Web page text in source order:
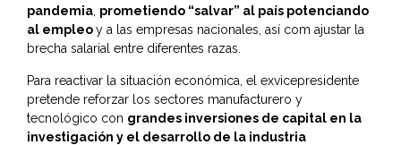
pandemia prometiendo “salvar” al país potenciando
al empleoy a las empresas nacionales, así com ajustar la
brecha salarial entre diferentes razas.
Para reactivar la situación económica, el exvicepresidente
pretende reforzar los sectores manufacturero y
tecnológico con grandes inversiones de capital en la
investigación y el desarrollo de la industria